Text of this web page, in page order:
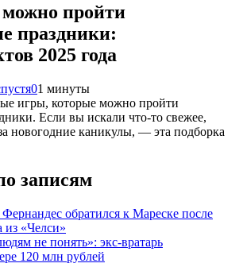
пройти
праздники:
2025 года
01 минуты
игры, которые можно пройти
Если вы искали что-то свежее,
новогодние каникулы, — эта подборка
записям
обратился к Мареске после
из «Челси»
не понять»: экс-вратарь
120 млн рублей